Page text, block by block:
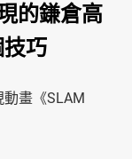
的鎌倉高
巧
畫《SLAM